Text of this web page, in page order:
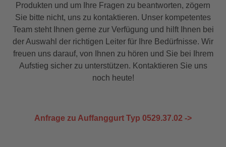
ist der Gurt optimal ausgelegt. mit Rückenöse mit
Bandöse (Steigschutzöse) mit BrustöseFür die
Nutzung der Steigöse
ausgelegtRückenpolsterNach DIN EN 361 und
DIN EN 385Nutzlast max. 150 KgMax.
Nutzungsdauer beträgt 10 Jahre
Produkten und um Ihre Fragen zu beantworten, zögern
Sie bitte nicht, uns zu kontaktieren. Unser kompetentes
Team steht Ihnen gerne zur Verfügung und hilft Ihnen bei
der Auswahl der richtigen Leiter für Ihre Bedürfnisse. Wir
freuen uns darauf, von Ihnen zu hören und Sie bei Ihrem
Aufstieg sicher zu unterstützen. Kontaktieren Sie uns
noch heute!
Anfrage zu Auffanggurt Typ 0529.37.02 ->